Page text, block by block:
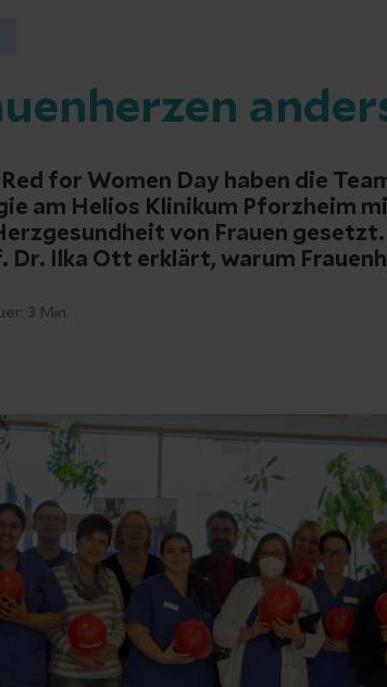
for Women Day haben die
am Helios Klinikum Pforzheim
von Frauen
Dr. Ilka Ott erklärt, warum
3 Min.